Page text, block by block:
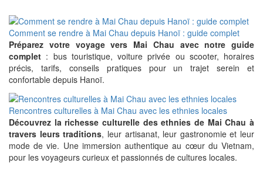
Comment se rendre à Mai Chau depuis Hanoï : guide complet
Préparez votre voyage vers Mai Chau avec notre guide
complet : bus touristique, voiture privée ou scooter, horaires
précis, tarifs, conseils pratiques pour un trajet serein et
confortable depuis Hanoï.
Rencontres culturelles à Mai Chau avec les ethnies locales
Découvrez la richesse culturelle des ethnies de Mai Chau à
travers leurs traditions, leur artisanat, leur gastronomie et leur
mode de vie. Une immersion authentique au cœur du Vietnam,
pour les voyageurs curieux et passionnés de cultures locales.